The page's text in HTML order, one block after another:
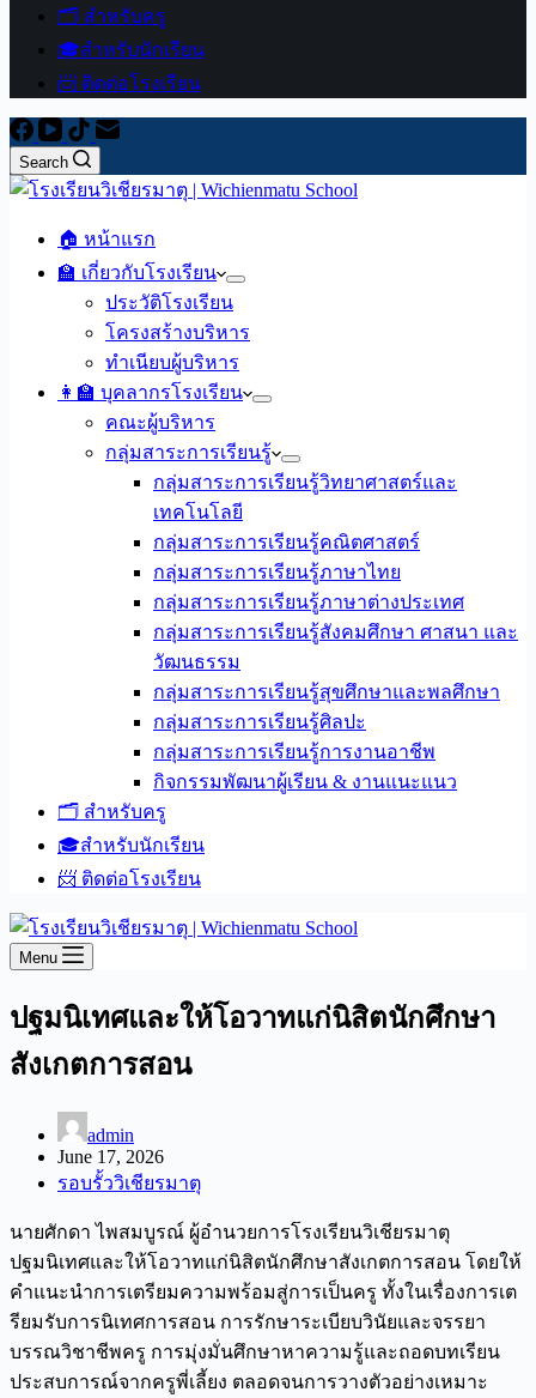
🗂️ สำหรับครู
🎓สำหรับนักเรียน
📨 ติดต่อโรงเรียน
Search
🏠 หน้าแรก
🏫 เกี่ยวกับโรงเรียน
ประวัติโรงเรียน
โครงสร้างบริหาร
ทำเนียบผู้บริหาร
👩‍🏫 บุคลากรโรงเรียน
คณะผู้บริหาร
กลุ่มสาระการเรียนรู้
กลุ่มสาระการเรียนรู้วิทยาศาสตร์และ
เทคโนโลยี
กลุ่มสาระการเรียนรู้คณิตศาสตร์
กลุ่มสาระการเรียนรู้ภาษาไทย
กลุ่มสาระการเรียนรู้ภาษาต่างประเทศ
กลุ่มสาระการเรียนรู้สังคมศึกษา ศาสนา และ
วัฒนธรรม
กลุ่มสาระการเรียนรู้สุขศึกษาและพลศึกษา
กลุ่มสาระการเรียนรู้ศิลปะ
กลุ่มสาระการเรียนรู้การงานอาชีพ
กิจกรรมพัฒนาผู้เรียน & งานแนะแนว
🗂️ สำหรับครู
🎓สำหรับนักเรียน
📨 ติดต่อโรงเรียน
Menu
ปฐมนิเทศและให้โอวาทแก่นิสิตนักศึกษา
สังเกตการสอน
admin
June 17, 2026
รอบรั้ววิเชียรมาตุ
นายศักดา ไพสมบูรณ์ ผู้อำนวยการโรงเรียนวิเชียรมาตุ
ปฐมนิเทศและให้โอวาทแก่นิสิตนักศึกษาสังเกตการสอน โดยให้
คำแนะนำการเตรียมความพร้อมสู่การเป็นครู ทั้งในเรื่องการเต
รียมรับการนิเทศการสอน การรักษาระเบียบวินัยและจรรยา
บรรณวิชาชีพครู การมุ่งมั่นศึกษาหาความรู้และถอดบทเรียน
ประสบการณ์จากครูพี่เลี้ยง ตลอดจนการวางตัวอย่างเหมาะ